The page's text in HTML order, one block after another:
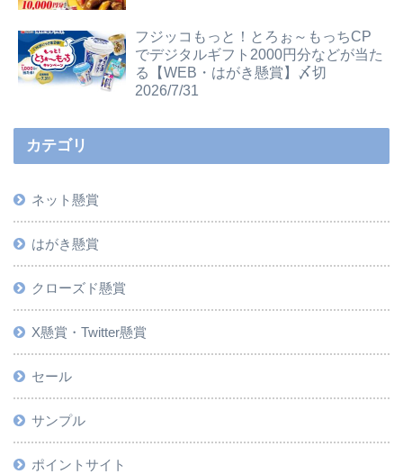
フジッコもっと！とろぉ～もっちCP
でデジタルギフト2000円分などが当た
る【WEB・はがき懸賞】〆切
2026/7/31
カテゴリ
ネット懸賞
はがき懸賞
クローズド懸賞
X懸賞・Twitter懸賞
セール
サンプル
ポイントサイト